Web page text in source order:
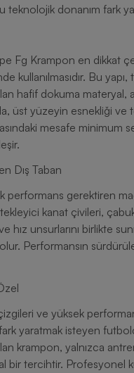
donanım fark
Fg Krampon en dikkat
kullanılmasıdır. Bu
hafif dokuma
üst yüzeyin esnekliği ve
mesafe
Dış Taban
performans gerektiren
kanat çivileri,
unsurlarını birlikte
olur. Performansın
çizgileri ve yüksek
krampon, yalnızca
tercihtir. Profesyonel